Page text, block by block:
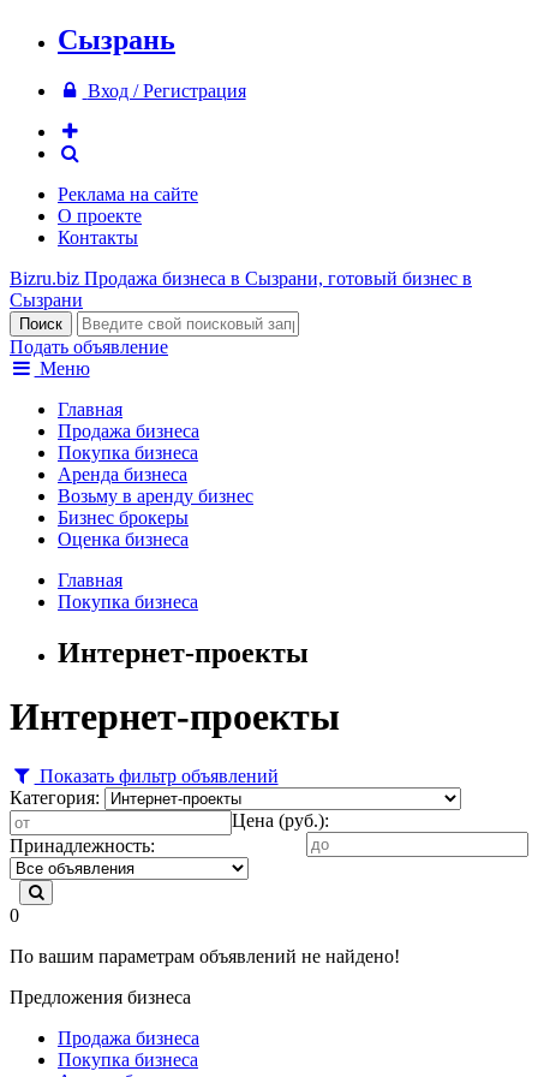
Сызрань
Вход / Регистрация
Реклама на сайте
О проекте
Контакты
Bizru.biz Продажа бизнеса в Сызрани, готовый бизнес в
Сызрани
Подать объявление
Меню
Главная
Продажа бизнеса
Покупка бизнеса
Аренда бизнеса
Возьму в аренду бизнес
Бизнес брокеры
Оценка бизнеса
Главная
Покупка бизнеса
Интернет-проекты
Интернет-проекты
Показать фильтр объявлений
Категория:
Цена (руб.):
Принадлежность:
0
По вашим параметрам объявлений не найдено!
Предложения бизнеса
Продажа бизнеса
Покупка бизнеса